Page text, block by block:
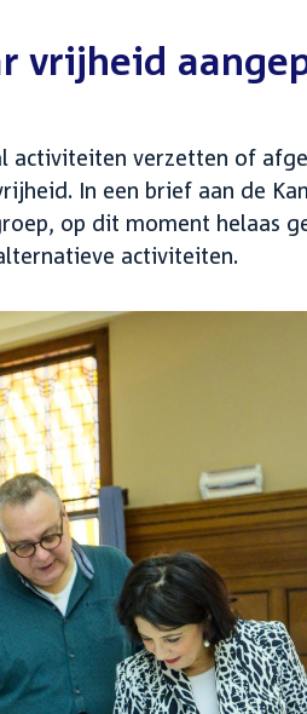
vrijheid
activiteiten verzetten of
In een brief aan de
op dit moment helaas
activiteiten.